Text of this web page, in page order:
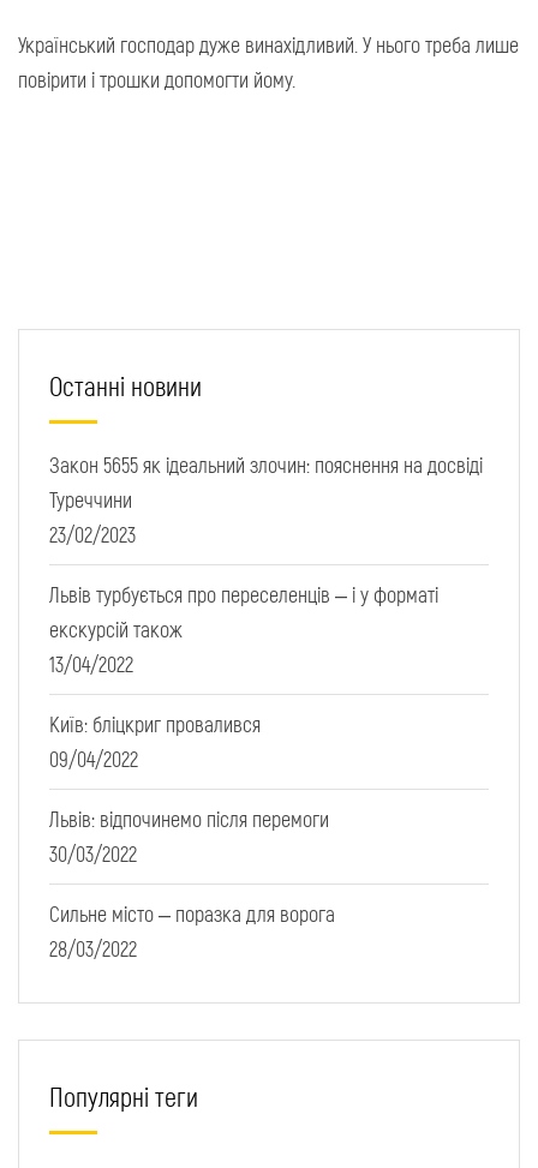
Український господар дуже винахідливий. У нього треба лише
повірити і трошки допомогти йому.
Останні новини
Закон 5655 як ідеальний злочин: пояснення на досвіді
Туреччини
23/02/2023
Львів турбується про переселенців – і у форматі
екскурсій також
13/04/2022
Київ: бліцкриг провалився
09/04/2022
Львів: відпочинемо після перемоги
30/03/2022
Сильне місто – поразка для ворога
28/03/2022
Популярні теги